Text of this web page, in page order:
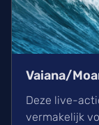
Vaiana/
Deze live-
vermakelijk